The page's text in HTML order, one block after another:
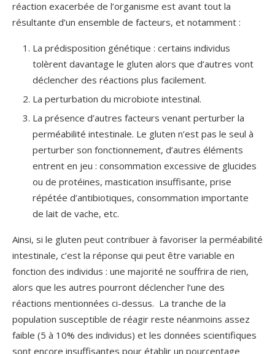
réaction exacerbée de l’organisme est avant tout la
résultante d’un ensemble de facteurs, et notamment :
La prédisposition génétique : certains individus
tolèrent davantage le gluten alors que d’autres vont
déclencher des réactions plus facilement.
La perturbation du microbiote intestinal.
La présence d’autres facteurs venant perturber la
perméabilité intestinale. Le gluten n’est pas le seul à
perturber son fonctionnement, d’autres éléments
entrent en jeu : consommation excessive de glucides
ou de protéines, mastication insuffisante, prise
répétée d’antibiotiques, consommation importante
de lait de vache, etc.
Ainsi, si le gluten peut contribuer à favoriser la perméabilité
intestinale, c’est la réponse qui peut être variable en
fonction des individus : une majorité ne souffrira de rien,
alors que les autres pourront déclencher l’une des
réactions mentionnées ci-dessus. La tranche de la
population susceptible de réagir reste néanmoins assez
faible (5 à 10% des individus) et les données scientifiques
sont encore insuffisantes pour établir un pourcentage